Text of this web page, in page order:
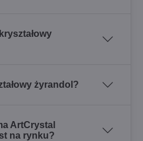
żyrandol?
ArtCrystal
na rynku?